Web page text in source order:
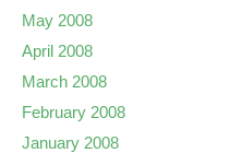
May 2008
April 2008
March 2008
February 2008
January 2008